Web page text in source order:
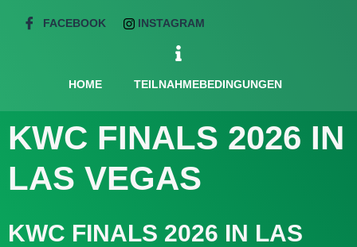
FACEBOOK INSTAGRAM
HOME TEILNAHMEBEDINGUNGEN
KWC FINALS 2026 IN
LAS VEGAS
KWC FINALS 2026 IN LAS